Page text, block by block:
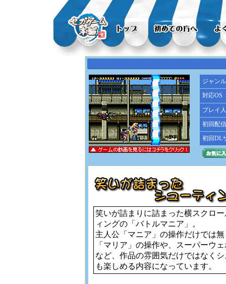
ジャンル
対応OS
プレイ
初回配
初回DL
笑いが詰まりに詰まった横スクロ
ィングの「バトルマニア」。
主人公「マニア」の操作だけでは
「マリア」の操作や、スーパーウ
など、作品の雰囲気だけではなく
も楽しめる内容になっています。